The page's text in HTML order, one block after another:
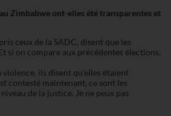
Zimbabwe ont-elles été transparentes et
ceux de la SADC, disent que les
si on compare aux précédentes élections,
ils disent qu’elles étaient
contesté maintenant, ce sont les
de la justice. Je ne peux pas